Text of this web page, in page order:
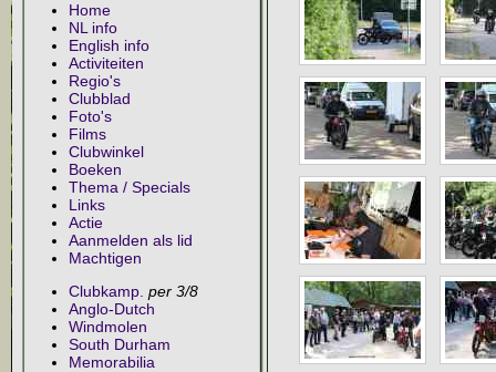
Home
NL info
English info
Activiteiten
Regio's
Clubblad
Foto's
Films
Clubwinkel
Boeken
Thema / Specials
Links
Actie
Aanmelden als lid
Machtigen
Clubkamp. per 3/8
Anglo-Dutch
Windmolen
South Durham
Memorabilia